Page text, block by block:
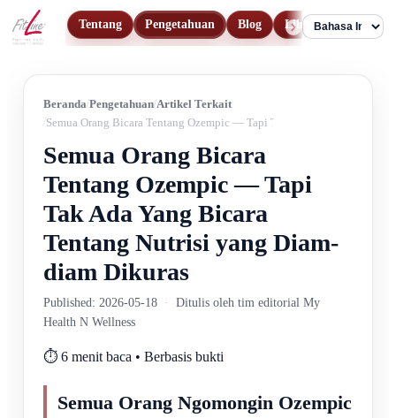
Tentang Pengetahuan Blog Lihat Produk
Language
Beranda Pengetahuan Artikel Terkait
Semua Orang Bicara Tentang Ozempic — Tapi Tak Ada Yang Bicara
Semua Orang Bicara
Tentang Ozempic — Tapi
Tak Ada Yang Bicara
Tentang Nutrisi yang Diam-
diam Dikuras
Published: 2026-05-18 ·
Ditulis oleh tim editorial My
Health N Wellness
⏱️ 6 menit baca • Berbasis bukti
Semua Orang Ngomongin Ozempic